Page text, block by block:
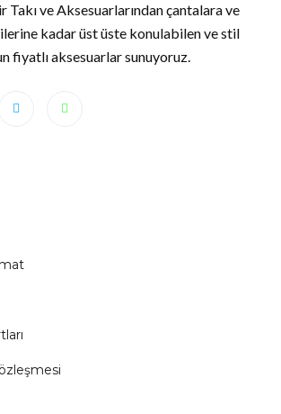
Takı ve Aksesuarlarından çantalara ve
kadar üst üste konulabilen ve stil
fiyatlı aksesuarlar sunuyoruz.